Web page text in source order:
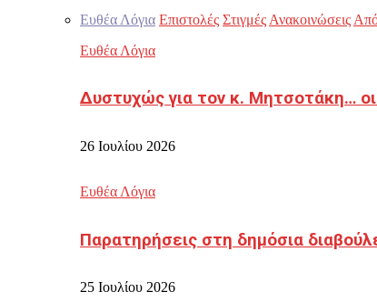
Ευθέα Λόγια Επιστολές Στιγμές Ανακοινώσεις
Ευθέα Λόγια
Δυστυχώς για τον κ. Μητσοτάκη… οι
26 Ιουλίου 2026
Ευθέα Λόγια
Παρατηρήσεις στη δημόσια
25 Ιουλίου 2026